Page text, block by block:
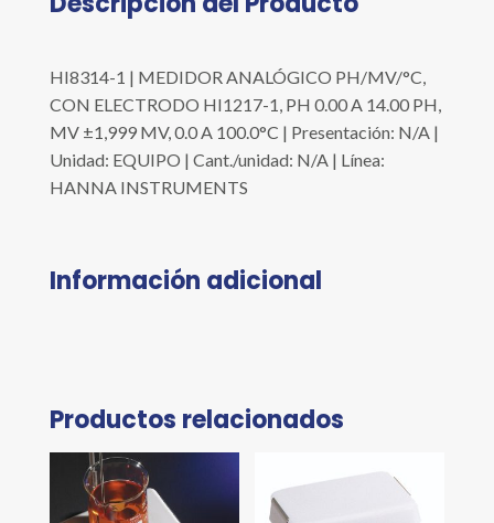
HI8314-1 | MEDIDOR ANALÓGICO PH/MV/°C,
CON ELECTRODO HI1217-1, PH 0.00 A 14.00 PH,
MV ±1,999 MV, 0.0 A 100.0°C | Presentación: N/A |
Unidad: EQUIPO | Cant./unidad: N/A | Línea:
HANNA INSTRUMENTS
Información adicional
Productos relacionados